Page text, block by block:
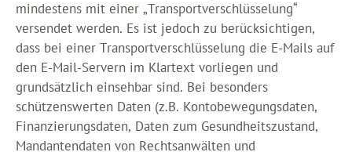
mindestens mit einer „Transportverschlüsselung“
versendet werden. Es ist jedoch zu berücksichtigen,
dass bei einer Transportverschlüsselung die E-Mails auf
den E-Mail-Servern im Klartext vorliegen und
grundsätzlich einsehbar sind. Bei besonders
schützenswerten Daten (z.B. Kontobewegungsdaten,
Finanzierungsdaten, Daten zum Gesundheitszustand,
Mandantendaten von Rechtsanwälten und